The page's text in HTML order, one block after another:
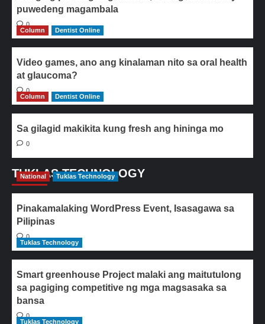
puwedeng magambala
0
Column
Dentist Online
Video games, ano ang kinalaman nito sa oral health
at glaucoma?
0
Column
Dentist Online
Sa gilagid makikita kung fresh ang hininga mo
0
TUKLAS TECHNOLOGY
National Tuklas Technology
Pinakamalaking WordPress Event, Isasagawa sa
Pilipinas
0
Tuklas Technology
Smart greenhouse Project malaki ang maitutulong
sa pagiging competitive ng mga magsasaka sa
bansa
0
Tuklas Technology